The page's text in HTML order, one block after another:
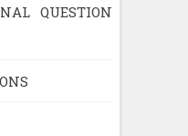
QUESTION